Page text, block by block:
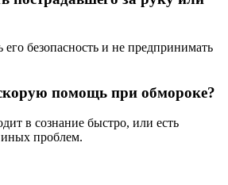
безопасность и не предпринимать
помощь при обмороке?
в сознание быстро, или есть
проблем.